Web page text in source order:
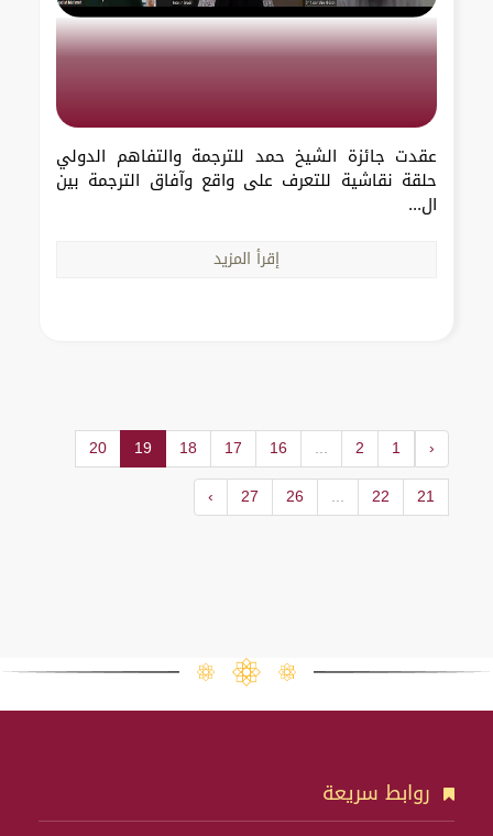
عقدت جائزة الشيخ حمد للترجمة والتفاهم الدولي
حلقة نقاشية للتعرف على واقع وآفاق الترجمة بين
ال...
إقرأ المزيد
‹
1
2
...
16
17
18
19
20
21
22
...
26
27
›
روابط سريعة